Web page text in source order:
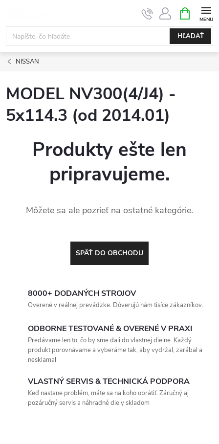
obsah
HĽADAŤ
KOŠÍK
NISSAN
MODEL NV300(4/J4) -
5x114.3 (od 2014.01)
Produkty ešte len
pripravujeme.
Môžete sa ale pozrieť na ostatné kategórie.
SPÄŤ DO OBCHODU
8000+ DODANÝCH STROJOV
Overené v reálnej prevádzke. Dôverujú nám tisíce zákazníkov.
ODBORNE TESTOVANÉ & OVERENÉ V PRAXI
Predávame len to, čo by sme dali do vlastnej dielne. Každý
produkt porovnávame a vyberáme tak, aby vydržal, zarábal a
nesklamal
VLASTNÝ SERVIS & TECHNICKÁ PODPORA
Keď nastane problém, máte sa na koho obrátiť. Záručný aj
pozáručný servis a náhradné diely skladom